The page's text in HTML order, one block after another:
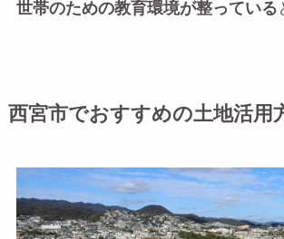
世帯のための教育環境が整っている
西宮市でおすすめの土地活用